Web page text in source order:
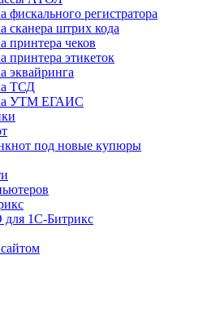
регистратора
сканера штрих кода
принтера чеков
принтера этикеток
эквайринга
ТСД
УТМ ЕГАИС
под новые купюры
для 1С-Битрикс